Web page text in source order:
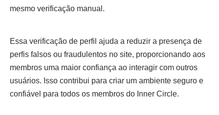
mesmo verificação manual.
Essa verificação de perfil ajuda a reduzir a presença de
perfis falsos ou fraudulentos no site, proporcionando aos
membros uma maior confiança ao interagir com outros
usuários. Isso contribui para criar um ambiente seguro e
confiável para todos os membros do Inner Circle.